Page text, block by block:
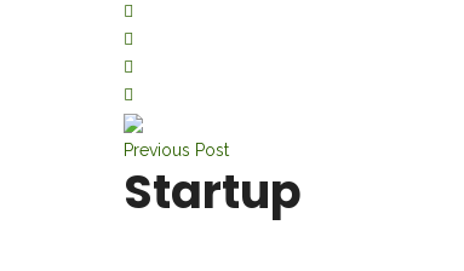
Previous Post
Startup